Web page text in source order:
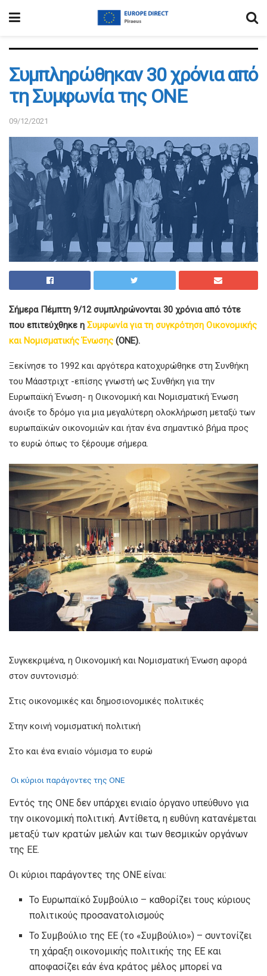
Συμπληρώθηκαν 30 χρόνια από
τη Συμφωνία της ΟΝΕ
09/12/2021
Σήμερα Πέμπτη 9/12 συμπληρώνονται 30 χρόνια από τότε
που επιτεύχθηκε η Συμφωνία για τη συγκρότηση Οικονομικής
και Νομισματικής Ένωσης (ΟΝΕ).
Ξεκίνησε το 1992 και αργότερα κατοχυρώθηκε στη Συνθήκη
του Μάαστριχτ -επίσης γνωστή ως Συνθήκη για την
Ευρωπαϊκή Ένωση- η Οικονομική και Νομισματική Ένωση
άνοιξε το δρόμο για μια μεγαλύτερη ολοκλήρωση μεταξύ των
ευρωπαϊκών οικονομιών και ήταν ένα σημαντικό βήμα προς
το ευρώ όπως το ξέρουμε σήμερα.
Συγκεκριμένα, η Οικονομική και Νομισματική Ένωση αφορά
στον συντονισμό:
Στις οικονομικές και δημοσιονομικές πολιτικές
Στην κοινή νομισματική πολιτική
Στο και ένα ενιαίο νόμισμα το ευρώ
Οι κύριοι παράγοντες της ΟΝΕ
Εντός της ΟΝΕ δεν υπάρχει ενιαίο όργανο υπεύθυνο για
την οικονομική πολιτική. Αντίθετα, η ευθύνη κατανέμεται
μεταξύ των κρατών μελών και των θεσμικών οργάνων
της ΕΕ.
Οι κύριοι παράγοντες της ΟΝΕ είναι:
Το Ευρωπαϊκό Συμβούλιο – καθορίζει τους κύριους
πολιτικούς προσανατολισμούς
Το Συμβούλιο της ΕΕ (το «Συμβούλιο») – συντονίζει
τη χάραξη οικονομικής πολιτικής της ΕΕ και
αποφασίζει εάν ένα κράτος μέλος μπορεί να